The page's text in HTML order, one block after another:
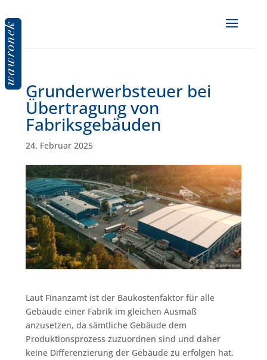
Grunderwerbsteuer bei
Übertragung von
Fabriksgebäuden
24. Februar 2025
Laut Finanzamt ist der Baukostenfaktor für alle
Gebäude einer Fabrik im gleichen Ausmaß
anzusetzen, da sämtliche Gebäude dem
Produktionsprozess zuzuordnen sind und daher
keine Differenzierung der Gebäude zu erfolgen hat.